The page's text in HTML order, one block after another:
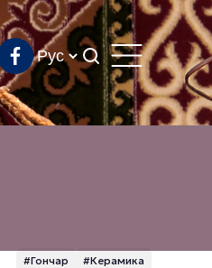
#Гончар #Керамика